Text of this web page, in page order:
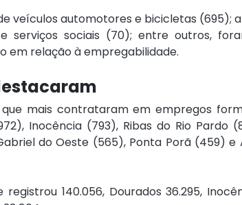
veículos automotores e bicicletas (695);
serviços sociais (70); entre outros,
em relação à empregabilidade.
mais contrataram em empregos
Inocência (793), Ribas do Rio Pardo
do Oeste (565), Ponta Porã (459) e
140.056, Dourados 36.295,